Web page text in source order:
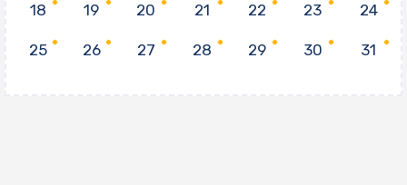
18 19 20 21 22 23 24
25 26 27 28 29 30 31